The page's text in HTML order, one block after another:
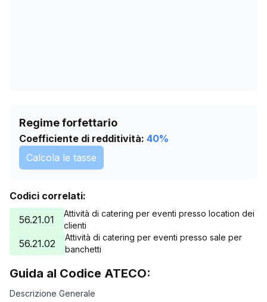
Regime forfettario
Coefficiente di redditività: 40%
Calcola le tasse
Codici correlati:
56.21.01
Attività di catering per eventi presso location dei
clienti
56.21.02
Attività di catering per eventi presso sale per
banchetti
Guida al Codice ATECO:
Descrizione Generale